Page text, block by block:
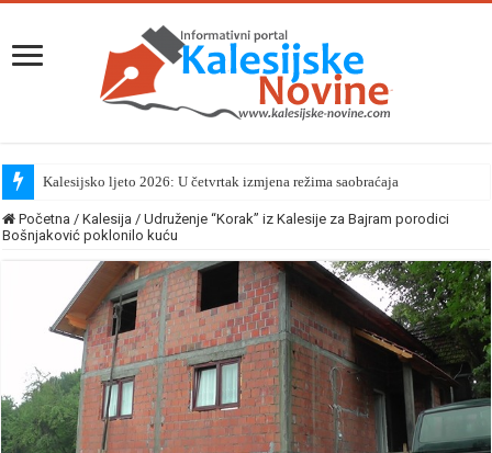
Kalesijsko ljeto 2026: U četvrtak izmjena režima saobraćaja
Početna / Kalesija / Udruženje “Korak” iz Kalesije za Bajram porodici
Bošnjaković poklonilo kuću